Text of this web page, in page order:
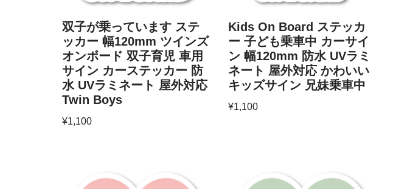
双子が乗っています ステ
ッカー 幅120mm ツインズ
オンボード 双子育児 車用
サイン カーステッカー 防
水 UVラミネート 屋外対応
Twin Boys
¥1,100
Kids On Board ステッカ
ー 子ども乗車中 カーサイ
ン 幅120mm 防水 UVラミ
ネート 屋外対応 かわいい
キッズサイン 兄妹乗車中
¥1,100